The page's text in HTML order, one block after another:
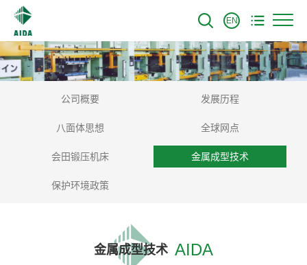
EN
公司概要 发展历程
八面体思想 全球网点
会田锻压机床 金属成型技术
保护环境政策
金属成型技术 AIDA